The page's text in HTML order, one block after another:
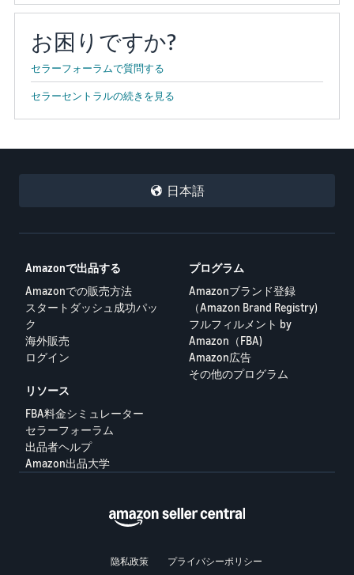
お困りですか?
セラーフォーラムで質問する
セラーセントラルの続きを見る
日本語
Amazonで出品する
Amazonでの販売方法
スタートダッシュ成功パッ
ク
海外販売
ログイン
プログラム
Amazonブランド登録
（Amazon Brand Registry)
フルフィルメント by
Amazon（FBA)
Amazon広告
その他のプログラム
リソース
FBA料金シミュレーター
セラーフォーラム
出品者ヘルプ
Amazon出品大学
隐私政策 プライバシーポリシー